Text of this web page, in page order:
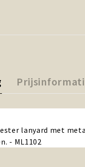
lanyard met
- ML1102